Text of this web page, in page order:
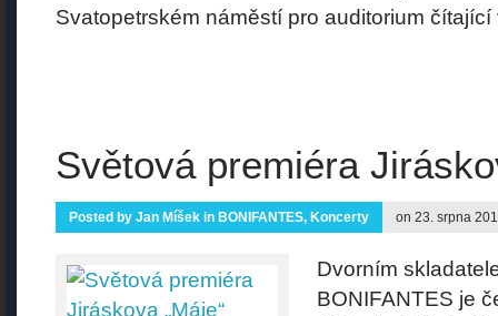
Svatopetrském náměstí pro auditorium
Světová premiéra
Posted by Jan Míšek in BONIFANTES, Koncerty on 23. srpna
Dvorním
BONIFANTES je